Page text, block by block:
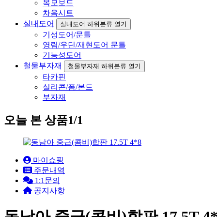
목모보드
차음시트
실내도어
실내도어 하위분류 열기
기성도어/문틀
영림/우딘/재현도어 문틀
기능성도어
철물부자재
철물부자재 하위분류 열기
타카핀
실리콘/폼/본드
부자재
오늘 본 상품1/1
마이쇼핑
주문내역
1:1문의
공지사항